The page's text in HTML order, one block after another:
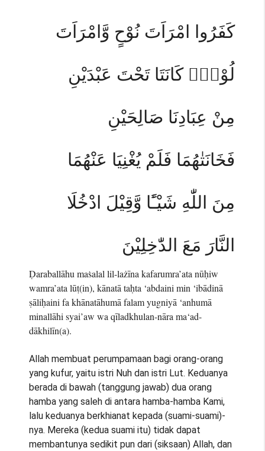
كَفَرُوا امْرَاَتَ نُوْحٍ وَّامْرَاَتَ
لُوْطٍۗ كَانَتَا تَحْتَ عَبْدَيْنِ
مِنْ عِبَادِنَا صَالِحَيْنِ
فَخَانَتٰهُمَا فَلَمْ يُغْنِيَا عَنْهُمَا
مِنَ اللّٰهِ شَيْـًٔا وَّقِيْلَ ادْخُلَا
النَّارَ مَعَ الدّٰخِلِيْنَ
Ḍaraballāhu maṡalal lil-lażīna kafarumra’ata nūḥiw
wamra’ata lūṭ(in), kānatā taḥta ‘abdaini min ‘ibādinā
ṣāliḥaini fa khānatāhumā falam yugniyā ‘anhumā
minallāhi syai’aw wa qīladkhulan-nāra ma‘ad-
dākhilīn(a).
Allah membuat perumpamaan bagi orang-orang
yang kufur, yaitu istri Nuh dan istri Lut. Keduanya
berada di bawah (tanggung jawab) dua orang
hamba yang saleh di antara hamba-hamba Kami,
lalu keduanya berkhianat kepada (suami-suami)-
nya. Mereka (kedua suami itu) tidak dapat
membantunya sedikit pun dari (siksaan) Allah, dan